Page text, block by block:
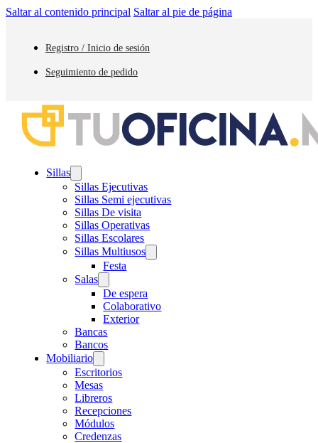
Saltar al contenido principal Saltar al pie de página
Registro / Inicio de sesión
Seguimiento de pedido
Sillas
Sillas Ejecutivas
Sillas Semi ejecutivas
Sillas De visita
Sillas Operativas
Sillas Escolares
Sillas Multiusos
Festa
Salas
De espera
Colaborativo
Exterior
Bancas
Bancos
Mobiliario
Escritorios
Mesas
Libreros
Recepciones
Módulos
Credenzas